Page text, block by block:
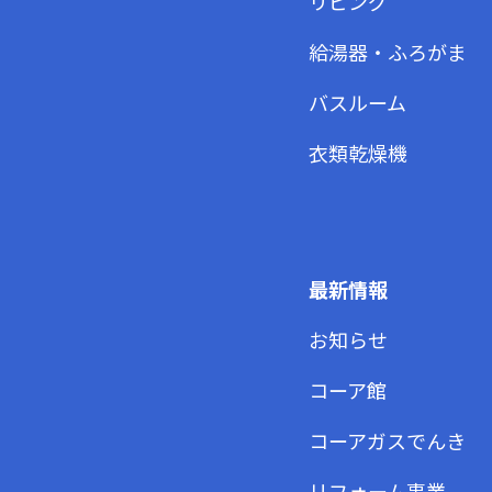
給湯器・ふろがま
バスルーム
衣類乾燥機
最新情報
お知らせ
コーア館
コーアガスでんき